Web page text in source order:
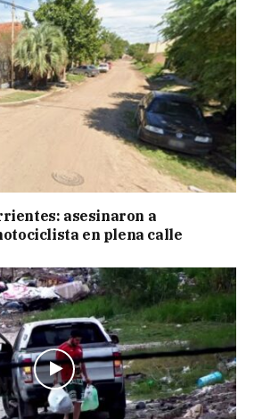
asesinaron a
en plena calle